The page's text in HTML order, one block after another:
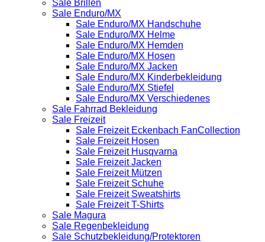
Sale Brillen
Sale Enduro/MX
Sale Enduro/MX Handschuhe
Sale Enduro/MX Helme
Sale Enduro/MX Hemden
Sale Enduro/MX Hosen
Sale Enduro/MX Jacken
Sale Enduro/MX Kinderbekleidung
Sale Enduro/MX Stiefel
Sale Enduro/MX Verschiedenes
Sale Fahrrad Bekleidung
Sale Freizeit
Sale Freizeit Eckenbach FanCollection
Sale Freizeit Hosen
Sale Freizeit Husqvarna
Sale Freizeit Jacken
Sale Freizeit Mützen
Sale Freizeit Schuhe
Sale Freizeit Sweatshirts
Sale Freizeit T-Shirts
Sale Magura
Sale Regenbekleidung
Sale Schutzbekleidung/Protektoren